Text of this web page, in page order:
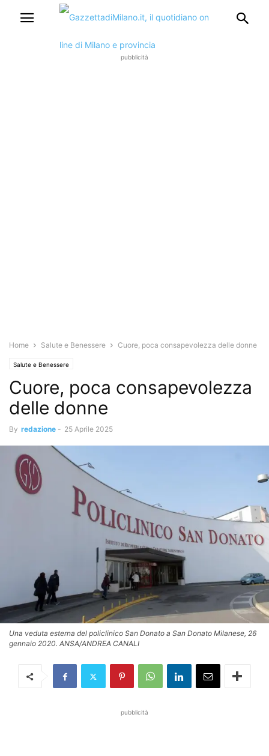
pubblicità
Home Salute e Benessere Cuore, poca consapevolezza delle donne
Salute e Benessere
Cuore, poca consapevolezza
delle donne
By redazione - 25 Aprile 2025
Una veduta esterna del policlinico San Donato a San Donato Milanese, 26
gennaio 2020. ANSA/ANDREA CANALI
pubblicità